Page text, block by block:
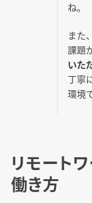
ね。
また
課題
いた
丁寧
環境
リモート
働き方